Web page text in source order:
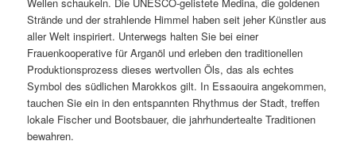
Strände und der strahlende Himmel haben seit jeher Künstler aus
aller Welt inspiriert. Unterwegs halten Sie bei einer
Frauenkooperative für Arganöl und erleben den traditionellen
Produktionsprozess dieses wertvollen Öls, das als echtes
Symbol des südlichen Marokkos gilt. In Essaouira angekommen,
tauchen Sie ein in den entspannten Rhythmus der Stadt, treffen
lokale Fischer und Bootsbauer, die jahrhundertealte Traditionen
bewahren.